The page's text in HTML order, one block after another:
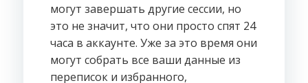
могут завершать другие сессии, но
это не значит, что они просто спят 24
часа в аккаунте. Уже за это время они
могут собрать все ваши данные из
переписок и избранного,